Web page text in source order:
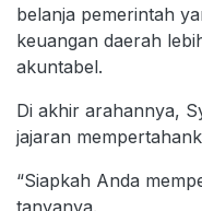
belanja pemerintah
keuangan daerah
akuntabel.
Di akhir arahannya,
jajaran
“Siapkah Anda
tanyanya.